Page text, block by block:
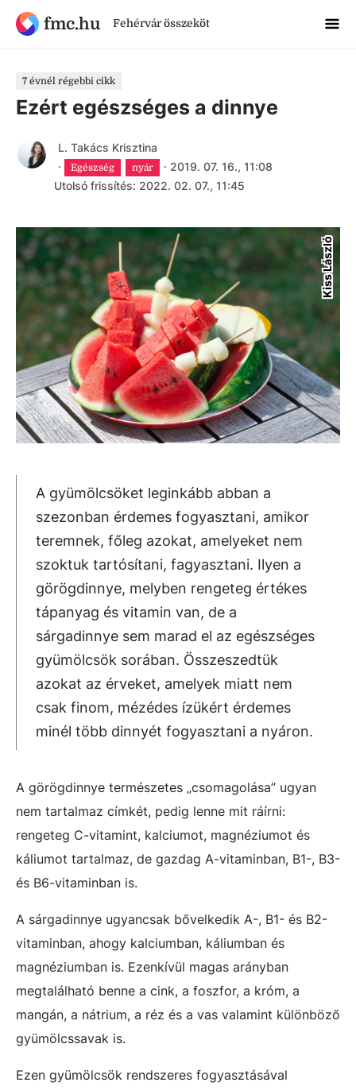
fmc.hu Fehérvár összeköt
7 évnél régebbi cikk
Ezért egészséges a dinnye
L. Takács Krisztina
·
Egészség nyár · 2019. 07. 16., 11:08
Utolsó frissítés: 2022. 02. 07., 11:45
Kiss László
A gyümölcsöket leginkább abban a
szezonban érdemes fogyasztani, amikor
teremnek, főleg azokat, amelyeket nem
szoktuk tartósítani, fagyasztani. Ilyen a
görögdinnye, melyben rengeteg értékes
tápanyag és vitamin van, de a
sárgadinnye sem marad el az egészséges
gyümölcsök sorában. Összeszedtük
azokat az érveket, amelyek miatt nem
csak finom, mézédes ízükért érdemes
minél több dinnyét fogyasztani a nyáron.
A görögdinnye természetes „csomagolása” ugyan
nem tartalmaz címkét, pedig lenne mit ráírni:
rengeteg C-vitamint, kalciumot, magnéziumot és
káliumot tartalmaz, de gazdag A-vitaminban, B1-, B3-
és B6-vitaminban is.
A sárgadinnye ugyancsak bővelkedik A-, B1- és B2-
vitaminban, ahogy kalciumban, káliumban és
magnéziumban is. Ezenkívül magas arányban
megtalálható benne a cink, a foszfor, a króm, a
mangán, a nátrium, a réz és a vas valamint különböző
gyümölcssavak is.
Ezen gyümölcsök rendszeres fogyasztásával